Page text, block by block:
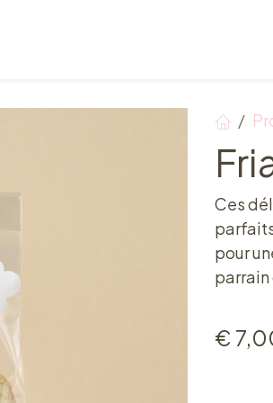
Ces
pour
parrain
€